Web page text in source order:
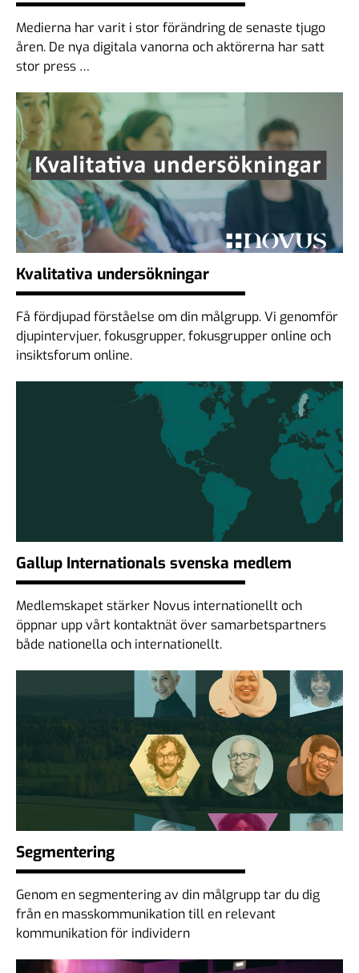
Medierna har varit i stor förändring de senaste tjugo
åren. De nya digitala vanorna och aktörerna har satt
stor press …
Kvalitativa undersökningar
Få fördjupad förståelse om din målgrupp. Vi genomför
djupintervjuer, fokusgrupper, fokusgrupper online och
insiktsforum online.
Gallup Internationals svenska medlem
Medlemskapet stärker Novus internationellt och
öppnar upp vårt kontaktnät över samarbetspartners
både nationella och internationellt.
Segmentering
Genom en segmentering av din målgrupp tar du dig
från en masskommunikation till en relevant
kommunikation för individern